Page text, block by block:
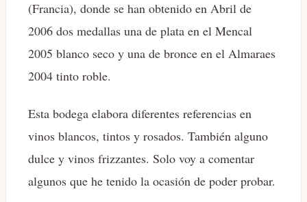
(Francia), donde se han obtenido en Abril de
2006 dos medallas una de plata en el Mencal
2005 blanco seco y una de bronce en el Almaraes
2004 tinto roble.
Esta bodega elabora diferentes referencias en
vinos blancos, tintos y rosados. También alguno
dulce y vinos frizzantes. Solo voy a comentar
algunos que he tenido la ocasión de poder probar.